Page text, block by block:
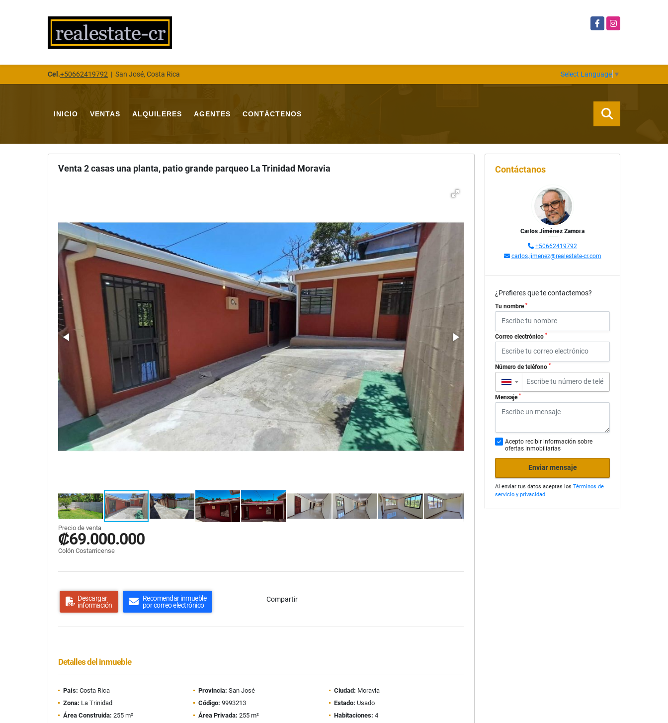
FacebookInstagram
Cel.+50662419792 | San José, Costa Rica Select Language ▼
INICIO VENTAS ALQUILERES AGENTES CONTÁCTENOS
Venta 2 casas una planta, patio grande parqueo La Trinidad Moravia
Precio de venta
₡69.000.000
Colón Costarricense
Descargar
información
Recomendar inmueble
por correo electrónico
Compartir
Detalles del inmueble
País: Costa Rica Provincia: San José Ciudad: Moravia
Zona: La Trinidad Código: 9993213 Estado: Usado
Área Construida: 255 m² Área Privada: 255 m² Habitaciones: 4
Contáctanos
Carlos Jiménez Zamora
+50662419792
carlos.jimenez@realestate-cr.com
¿Prefieres que te contactemos?
Tu nombre *
Correo electrónico *
Número de teléfono *
▼
Mensaje *
Acepto recibir información sobre
ofertas inmobiliarias
Enviar mensaje
Al enviar tus datos aceptas los Términos de
servicio y privacidad